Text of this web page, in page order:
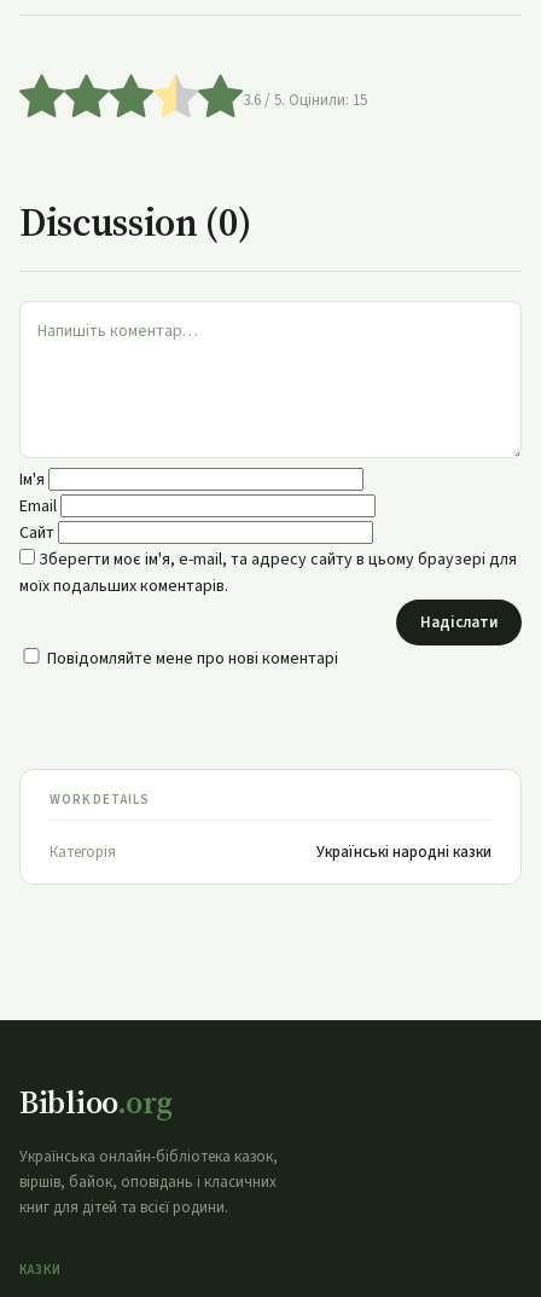
3.6/ 5. Оцінили: 15
Discussion (0)
Ім'я
Email
Сайт
Зберегти моє ім'я, e-mail, та адресу сайту в цьому браузері для
моїх подальших коментарів.
Надіслати
Повідомляйте мене про нові коментарі
WORK DETAILS
Категорія Українські народні казки
Biblioo.org
Українська онлайн-бібліотека казок,
віршів, байок, оповідань і класичних
книг для дітей та всієї родини.
КАЗКИ